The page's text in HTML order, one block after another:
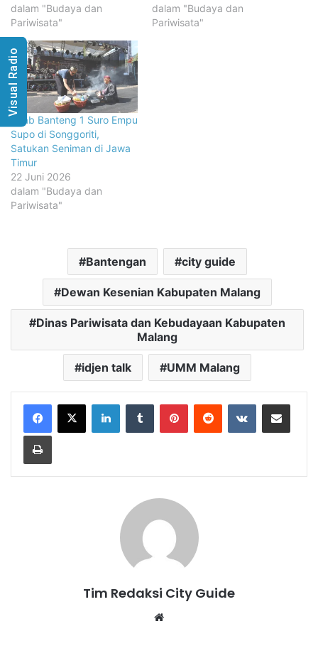
dalam "Budaya dan
Pariwisata"
dalam "Budaya dan
Pariwisata"
Kirab Banteng 1 Suro Empu
Supo di Songgoriti,
Satukan Seniman di Jawa
Timur
22 Juni 2026
dalam "Budaya dan
Pariwisata"
Bantengan city guide
Dewan Kesenian Kabupaten Malang
Dinas Pariwisata dan Kebudayaan Kabupaten
Malang
idjen talk UMM Malang
LinkedInTumblr PinterestReddit VKontakteShare via Email
Print
Tim Redaksi City Guide
Visual Radio